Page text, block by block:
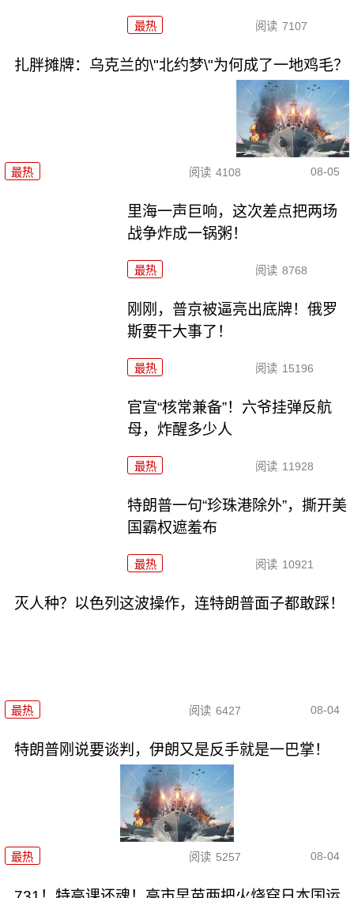
最热 阅读 7107
扎胖摊牌：乌克兰的\"北约梦\"为何成了一地鸡毛？
最热 阅读 4108 08-05
里海一声巨响，这次差点把两场
战争炸成一锅粥！
最热 阅读 8768
刚刚，普京被逼亮出底牌！俄罗
斯要干大事了！
最热 阅读 15196
官宣“核常兼备”！六爷挂弹反航
母，炸醒多少人
最热 阅读 11928
特朗普一句“珍珠港除外”，撕开美
国霸权遮羞布
最热 阅读 10921
灭人种？以色列这波操作，连特朗普面子都敢踩！
最热 阅读 6427 08-04
特朗普刚说要谈判，伊朗又是反手就是一巴掌！
最热 阅读 5257 08-04